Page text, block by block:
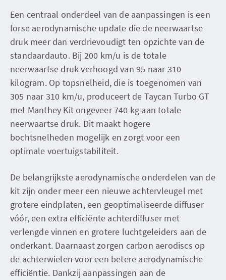
Een centraal onderdeel van de aanpassingen is een
forse aerodynamische update die de neerwaartse
druk meer dan verdrievoudigt ten opzichte van de
standaardauto. Bij 200 km/u is de totale
neerwaartse druk verhoogd van 95 naar 310
kilogram. Op topsnelheid, die is toegenomen van
305 naar 310 km/u, produceert de Taycan Turbo GT
met Manthey Kit ongeveer 740 kg aan totale
neerwaartse druk. Dit maakt hogere
bochtsnelheden mogelijk en zorgt voor een
optimale voertuigstabiliteit.
De belangrijkste aerodynamische onderdelen van de
kit zijn onder meer een nieuwe achtervleugel met
grotere eindplaten, een geoptimaliseerde diffuser
vóór, een extra efficiënte achterdiffuser met
verlengde vinnen en grotere luchtgeleiders aan de
onderkant. Daarnaast zorgen carbon aerodiscs op
de achterwielen voor een betere aerodynamische
efficiëntie. Dankzij aanpassingen aan de